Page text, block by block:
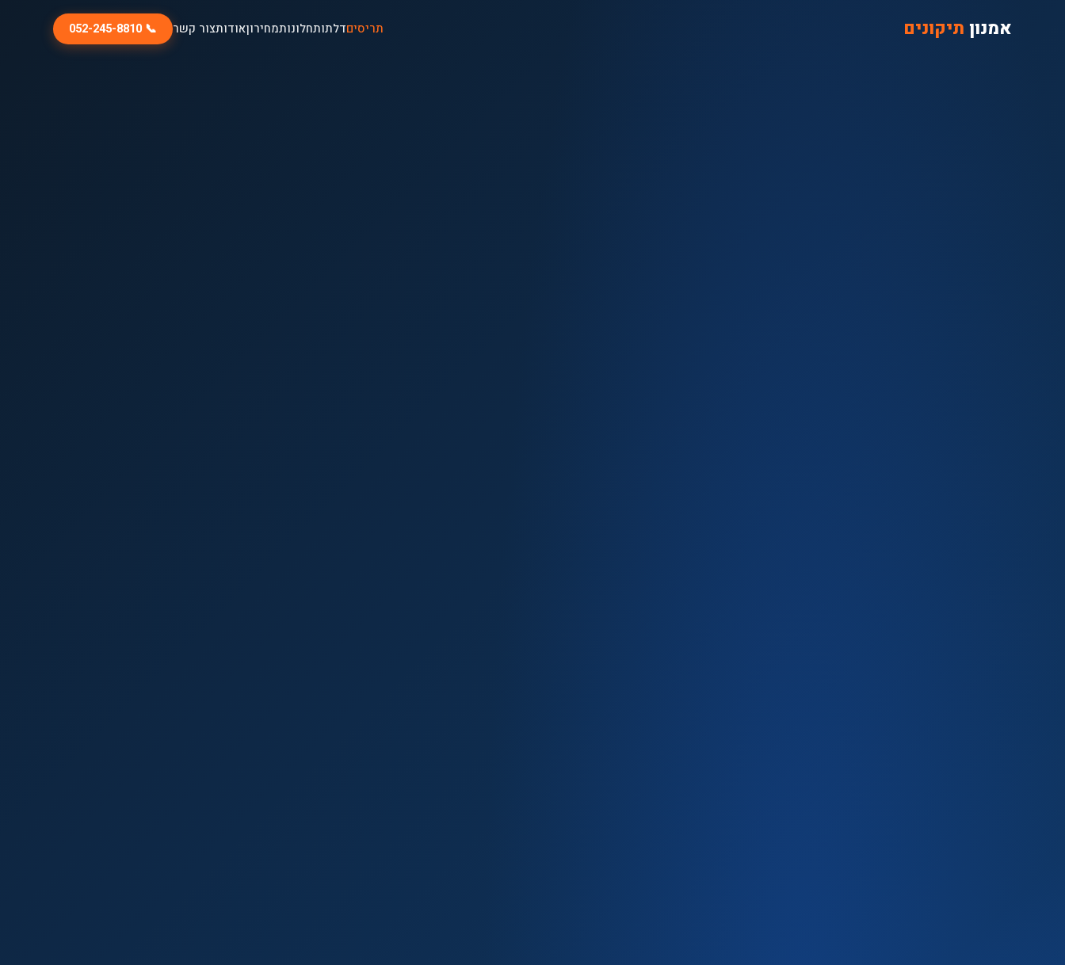
אמנון תיקונים תריסיםדלתותחלונותמחירוןאודותצור קשר 📞 052-245-8810